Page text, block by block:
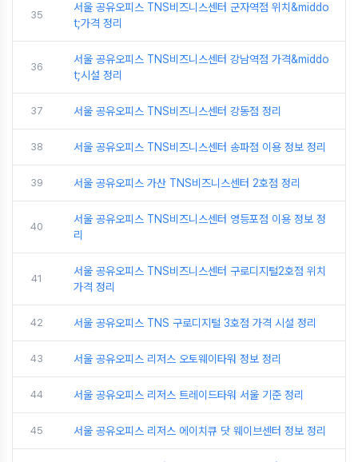
35
서울 공유오피스 TNS비즈니스센터 군자역점 위치&middo
t;가격 정리
36
서울 공유오피스 TNS비즈니스센터 강남역점 가격&middo
t;시설 정리
37 서울 공유오피스 TNS비즈니스센터 강동점 정리
38 서울 공유오피스 TNS비즈니스센터 송파점 이용 정보 정리
39 서울 공유오피스 가산 TNS비즈니스센터 2호점 정리
40
서울 공유오피스 TNS비즈니스센터 영등포점 이용 정보 정
리
41
서울 공유오피스 TNS비즈니스센터 구로디지털2호점 위치
가격 정리
42 서울 공유오피스 TNS 구로디지털 3호점 가격 시설 정리
43 서울 공유오피스 리저스 오토웨이타워 정보 정리
44 서울 공유오피스 리저스 트레이드타워 서울 기준 정리
45 서울 공유오피스 리저스 에이치큐 닷 웨이브센터 정보 정리